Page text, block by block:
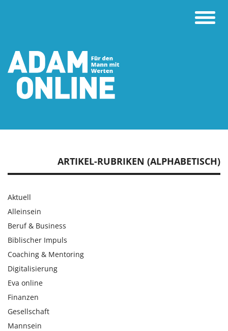
Toggle
ARTIKEL-RUBRIKEN (ALPHABETISCH)
Aktuell
Alleinsein
Beruf & Business
Biblischer Impuls
Coaching & Mentoring
Digitalisierung
Eva online
Finanzen
Gesellschaft
Mannsein